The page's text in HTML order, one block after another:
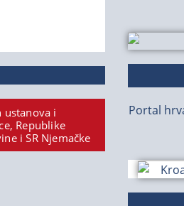
ustanova i
Republike
i SR Njemačke
Portal